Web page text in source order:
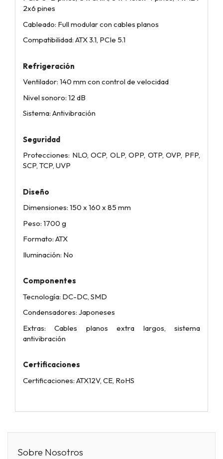
2x6 pines
Cableado: Full modular con cables planos
Compatibilidad: ATX 3.1, PCIe 5.1
Refrigeración
Ventilador: 140 mm con control de velocidad
Nivel sonoro: 12 dB
Sistema: Antivibración
Seguridad
Protecciones: NLO, OCP, OLP, OPP, OTP, OVP, PFP,
SCP, TCP, UVP
Diseño
Dimensiones: 150 x 160 x 85 mm
Peso: 1700 g
Formato: ATX
Iluminación: No
Componentes
Tecnología: DC-DC, SMD
Condensadores: Japoneses
Extras: Cables planos extra largos, sistema
antivibración
Certificaciones
Certificaciones: ATX12V, CE, RoHS
Sobre Nosotros